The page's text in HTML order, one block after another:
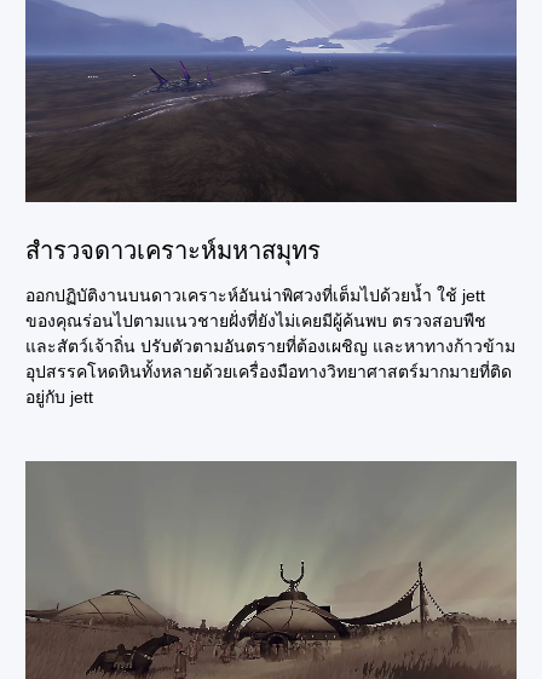
สำรวจดาวเคราะห์มหาสมุทร
ออกปฏิบัติงานบนดาวเคราะห์อันน่าพิศวงที่เต็มไปด้วยน้ำ ใช้ jett
ของคุณร่อนไปตามแนวชายฝั่งที่ยังไม่เคยมีผู้ค้นพบ ตรวจสอบพืช
และสัตว์เจ้าถิ่น ปรับตัวตามอันตรายที่ต้องเผชิญ และหาทางก้าวข้าม
อุปสรรคโหดหินทั้งหลายด้วยเครื่องมือทางวิทยาศาสตร์มากมายที่ติด
อยู่กับ jett